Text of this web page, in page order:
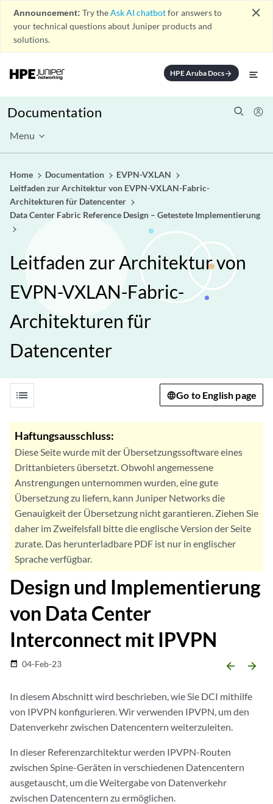
Announcement: Try theAsk AI chatbotfor answers to
your technical questions about Juniper products and
solutions.
close
HPE Aruba Docsarrow_forward
Documentation
Menu
Home Documentation
EVPN-VXLAN
Leitfaden zur Architektur von EVPN-VXLAN-Fabric-
Architekturen für Datencenter
Data Center Fabric Reference Design – Getestete Implementierung
Leitfaden zur Architektur von
EVPN-VXLAN-Fabric-
Architekturen für
Datencenter
list Go to English page
Haftungsausschluss:
Diese Seite wurde mit der Übersetzungssoftware eines
Drittanbieters übersetzt. Obwohl angemessene
Anstrengungen unternommen wurden, eine gute
Übersetzung zu liefern, kann Juniper Networks die
Genauigkeit der Übersetzung nicht garantieren. Ziehen Sie
daher im Zweifelsfall bitte die englische Version der Seite
zurate. Das herunterladbare PDF ist nur in englischer
Sprache verfügbar.
Design und Implementierung
von Data Center
Interconnect mit IPVPN
date_range 04-Feb-23 arrow_backward arrow_forward
In diesem Abschnitt wird beschrieben, wie Sie DCI mithilfe
von IPVPN konfigurieren. Wir verwenden IPVPN, um den
Datenverkehr zwischen Datencentern weiterzuleiten.
In dieser Referenzarchitektur werden IPVPN-Routen
zwischen Spine-Geräten in verschiedenen Datencentern
ausgetauscht, um die Weitergabe von Datenverkehr
zwischen Datencentern zu ermöglichen.